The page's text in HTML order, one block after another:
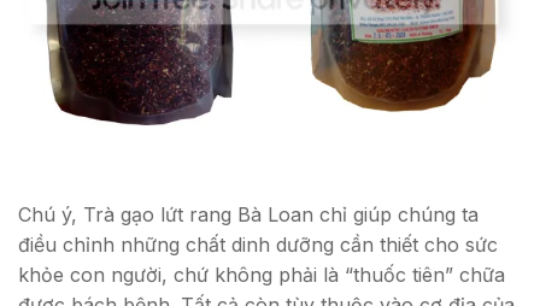
Chú ý, Trà gạo lứt rang Bà Loan chỉ giúp chúng ta
điều chỉnh những chất dinh dưỡng cần thiết cho sức
khỏe con người, chứ không phải là “thuốc tiên” chữa